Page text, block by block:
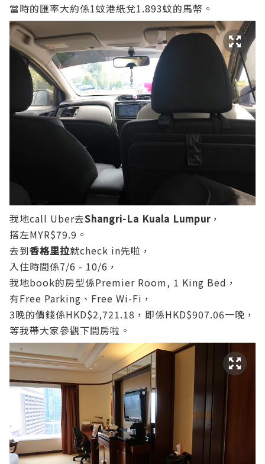
當時的匯率大約係1蚊港紙兌1.893蚊的馬幣。
我地call Uber去Shangri-La Kuala Lumpur ，
搭左MYR$79.9。
去到香格里拉就check in先啦，
入住時間係7/6 - 10/6，
我地book的房型係Premier Room, 1 King Bed，
有Free Parking、Free Wi-Fi，
3晚的價錢係HKD$2,721.18，即係HKD$907.06一晚，
等我帶大家參觀下間房啦。